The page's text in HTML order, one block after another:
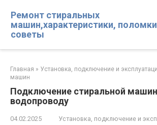
контенту
Ремонт стиральных
машин,характеристики,
советы
Главная » Установка, подключение и
машин
Подключение стиральной
водопроводу
04.02.2025
Установка, подключение и